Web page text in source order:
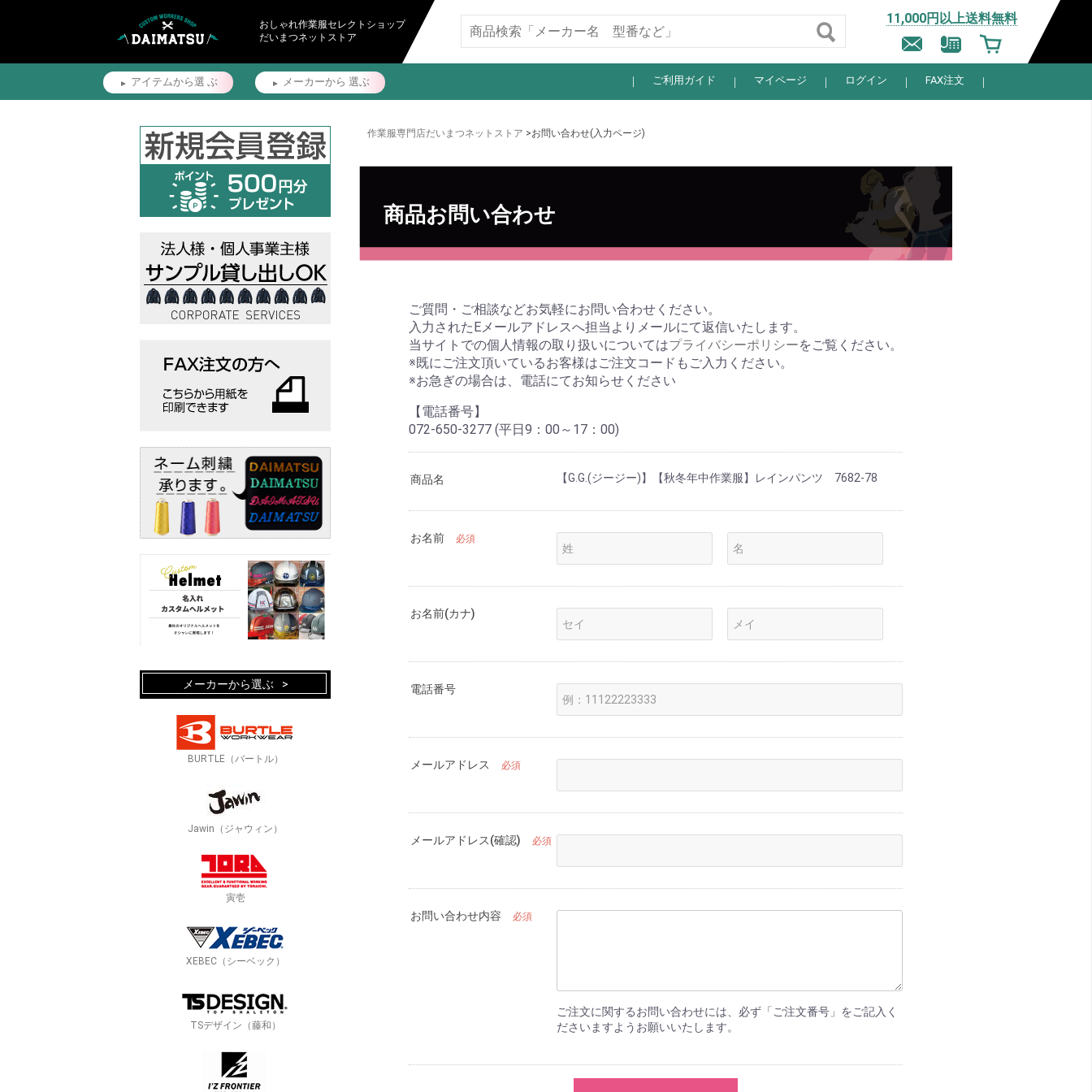
おしゃれ作業服セレクトショップ
だいまつネットストア
11,000円以上送料無料
アイテムから選 ぶ メーカーから 選ぶ ご利用ガイド マイページ ログイン FAX注文
11,000円以上送料無料
作業服専門店だいまつネットストア >お問い合わせ(入力ページ)
商品お問い合わせ
ご質問・ご相談などお気軽にお問い合わせください。
入力されたEメールアドレスへ担当よりメールにて返信いたします。
当サイトでの個人情報の取り扱いについてはプライバシーポリシーをご覧ください。
※既にご注文頂いているお客様はご注文コードもご入力ください。
※お急ぎの場合は、電話にてお知らせください
【電話番号】
072-650-3277 (平日9：00～17：00)
商品名 【G.G.(ジージー)】【秋冬年中作業服】レインパンツ 7682-78
お名前 必須
お名前(カナ)
電話番号
メールアドレス 必須
メールアドレス(確認) 必須
お問い合わせ内容 必須
ご注文に関するお問い合わせには、必ず「ご注文番号」をご記入く
ださいますようお願いいたします。
メーカーから選ぶ
BURTLE（バートル）
Jawin（ジャウィン）
寅壱
XEBEC（シーベック）
TSデザイン（藤和）